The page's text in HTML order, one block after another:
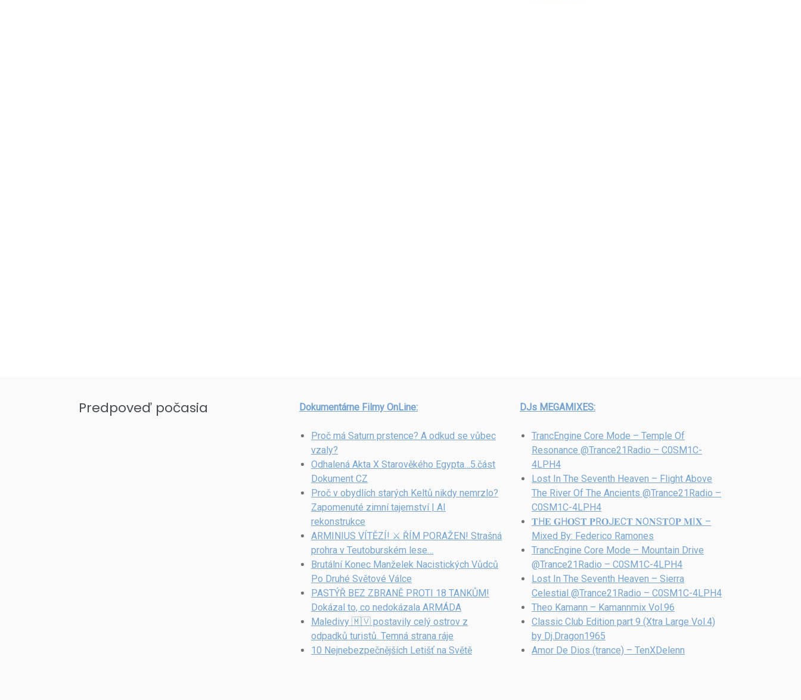
Predpoveď počasia Dokumentárne Filmy OnLine:
Proč má Saturn prstence? A odkud se vůbec
vzaly?
Odhalená Akta X Starověkého Egypta…5.část
Dokument CZ
Proč v obydlích starých Keltů nikdy nemrzlo?
Zapomenuté zimní tajemství | AI
rekonstrukce
ARMINIUS VÍTĚZÍ! ⚔️ ŘÍM PORAŽEN! Strašná
prohra v Teutoburském lese…
Brutální Konec Manželek Nacistických Vůdců
Po Druhé Světové Válce
PASTÝŘ BEZ ZBRANĚ PROTI 18 TANKŮM!
Dokázal to, co nedokázala ARMÁDA
Maledivy 🇲🇻 postavily celý ostrov z
odpadků turistů. Temná strana ráje
10 Nejnebezpečnějších Letišť na Světě
DJs MEGAMIXES:
TrancEngine Core Mode – Temple Of
Resonance @Trance21Radio – C0SM1C-
4LPH4
Lost In The Seventh Heaven – Flight Above
The River Of The Ancients @Trance21Radio –
C0SM1C-4LPH4
𝐓H𝐄 𝐆H𝐎S𝐓 𝐏R𝐎J𝐄C𝐓 𝐍O𝐍S𝐓O𝐏 𝐌I𝐗 –
Mixed By: Federico Ramones
TrancEngine Core Mode – Mountain Drive
@Trance21Radio – C0SM1C-4LPH4
Lost In The Seventh Heaven – Sierra
Celestial @Trance21Radio – C0SM1C-4LPH4
Theo Kamann – Kamannmix Vol.96
Classic Club Edition part 9 (Xtra Large Vol.4)
by Dj.Dragon1965
Amor De Dios (trance) – TenXDelenn